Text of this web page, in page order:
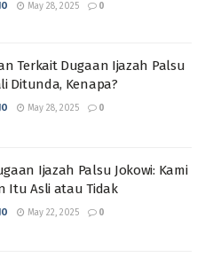
May 28, 2025 0
Terkait Dugaan Ijazah Palsu
Ditunda, Kenapa?
May 28, 2025 0
Ijazah Palsu Jokowi: Kami
Itu Asli atau Tidak
May 22, 2025 0